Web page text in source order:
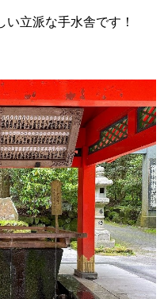
立派な手水舎です！